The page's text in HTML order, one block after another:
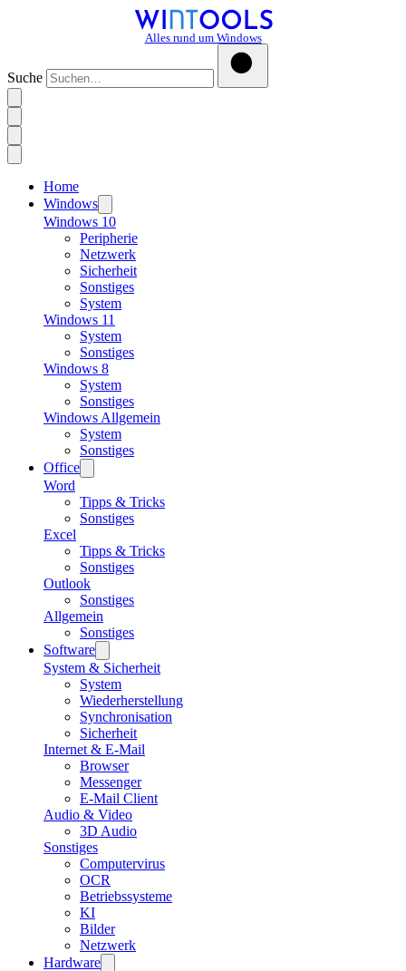
Alles rund um Windows
Suche
Home
Windows
Windows 10
Peripherie
Netzwerk
Sicherheit
Sonstiges
System
Windows 11
System
Sonstiges
Windows 8
System
Sonstiges
Windows Allgemein
System
Sonstiges
Office
Word
Tipps & Tricks
Sonstiges
Excel
Tipps & Tricks
Sonstiges
Outlook
Sonstiges
Allgemein
Sonstiges
Software
System & Sicherheit
System
Wiederherstellung
Synchronisation
Sicherheit
Internet & E-Mail
Browser
Messenger
E-Mail Client
Audio & Video
3D Audio
Sonstiges
Computervirus
OCR
Betriebssysteme
KI
Bilder
Netzwerk
Hardware